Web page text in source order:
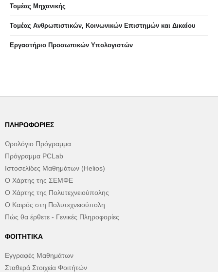
Τομέας Μηχανικής
Τομέας Ανθρωπιστικών, Κοινωνικών Επιστημών και Δικαίου
Eργαστήριo Προσωπικών Υπολογιστών
ΠΛΗΡΟΦΟΡΊΕΣ
Ωρολόγιο Πρόγραμμα
Πρόγραμμα PCLab
Ιστοσελίδες Μαθημάτων (Helios)
Ο Χάρτης της ΣΕΜΦΕ
Ο Χάρτης της Πολυτεχνειούπολης
Ο Καιρός στη Πολυτεχνειούπολη
Πώς θα έρθετε - Γενικές Πληροφορίες
ΦΟΙΤΗΤΙΚΆ
Εγγραφές Μαθημάτων
Σταθερά Στοιχεία Φοιτήτών